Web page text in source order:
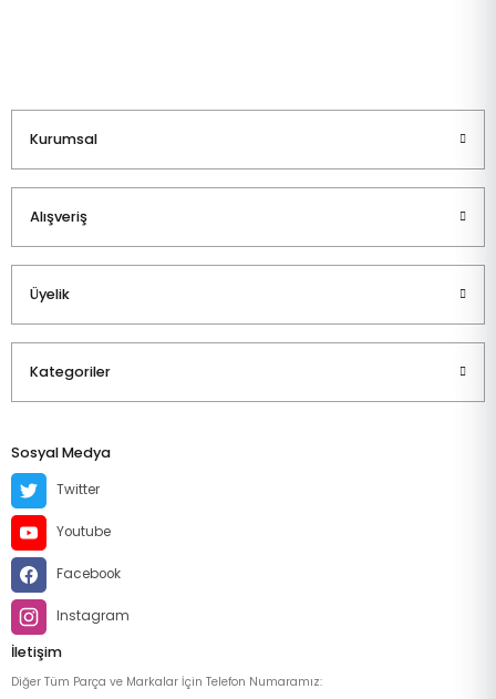
Kurumsal
Alışveriş
Üyelik
Kategoriler
Sosyal Medya
Twitter
Youtube
Facebook
Instagram
İletişim
Diğer Tüm Parça ve Markalar İçin Telefon Numaramız: